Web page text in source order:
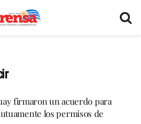
firmaron un acuerdo para
los permisos de